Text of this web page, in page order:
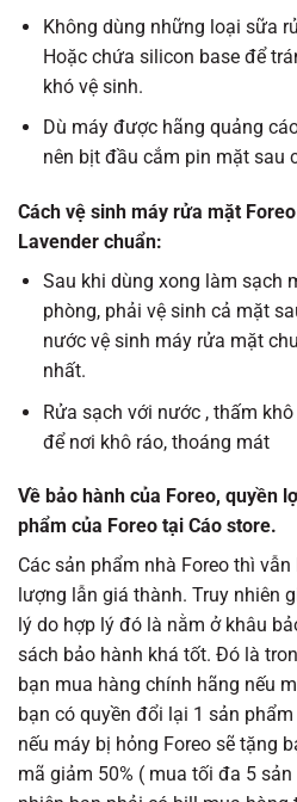
Không dùng những loại sữa
Hoặc chứa silicon base để
khó vệ sinh.
Dù máy được hãng quảng
nên bịt đầu cắm pin mặt sau
Cách vệ sinh máy rửa mặt
Lavender chuẩn:
Sau khi dùng xong làm sạch
phòng, phải vệ sinh cả mặt
nước vệ sinh máy rửa mặt
nhất.
Rửa sạch với nước , thấm
để nơi khô ráo, thoáng mát
Về bảo hành của Foreo, quyền
phẩm của Foreo tại Cáo store.
Các sản phẩm nhà Foreo thì
lượng lẫn giá thành. Truy nhiên
lý do hợp lý đó là nằm ở khâu
sách bảo hành khá tốt. Đó là
bạn mua hàng chính hãng nếu
bạn có quyền đổi lại 1 sản
nếu máy bị hỏng Foreo sẽ tặng
mã giảm 50% ( mua tối đa 5